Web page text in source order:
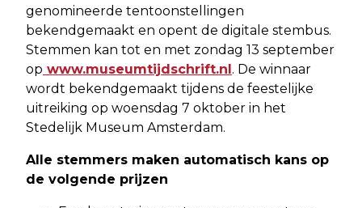
genomineerde tentoonstellingen
bekendgemaakt en opent de digitale stembus.
Stemmen kan tot en met zondag 13 september
op www.museumtijdschrift.nl. De winnaar
wordt bekendgemaakt tijdens de feestelijke
uitreiking op woensdag 7 oktober in het
Stedelijk Museum Amsterdam.
Alle stemmers maken automatisch kans op
de volgende prijzen